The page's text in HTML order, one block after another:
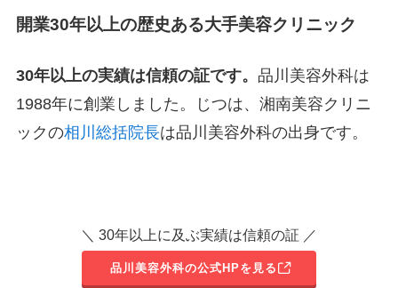
開業30年以上の歴史ある大手美容クリニック
30年以上の実績は信頼の証です。 品川美容外科は
1988年に創業しました。じつは、湘南美容クリニ
ックの相川総括院長は品川美容外科の出身です。
＼ 30年以上に及ぶ実績は信頼の証 ／
品川美容外科の公式HPを見る